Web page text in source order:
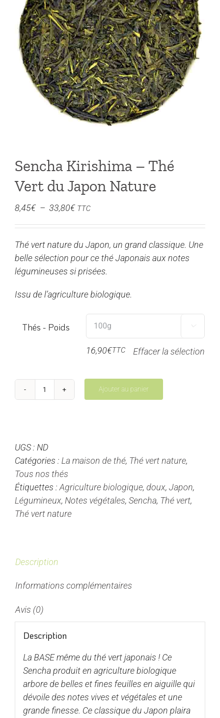
Sencha Kirishima – Thé
Vert du Japon Nature
8,45€ – 33,80€Plage
8,45€
à
33,80€
TTC
Thé vert nature du Japon, un grand classique. Une
belle sélection pour ce thé Japonais aux notes
légumineuses si prisées.
Issu de l’agriculture biologique.
Thés - Poids 
16,90€TTC Effacer la sélection
quantité
-
Thé
Vert
du
Japon
Nature
Ajouter au panier
UGS : ND
Catégories : La maison de thé, Thé vert nature,
Tous nos thés
Étiquettes : Agriculture biologique, doux, Japon,
Légumineux, Notes végétales, Sencha, Thé vert,
Thé vert nature
Description
Informations complémentaires
Avis (0)
Description
La BASE même du thé vert japonais ! Ce
Sencha produit en agriculture biologique
arbore de belles et fines feuilles en aiguille qui
dévoile des notes vives et végétales et une
grande finesse. Ce classique du Japon plaira